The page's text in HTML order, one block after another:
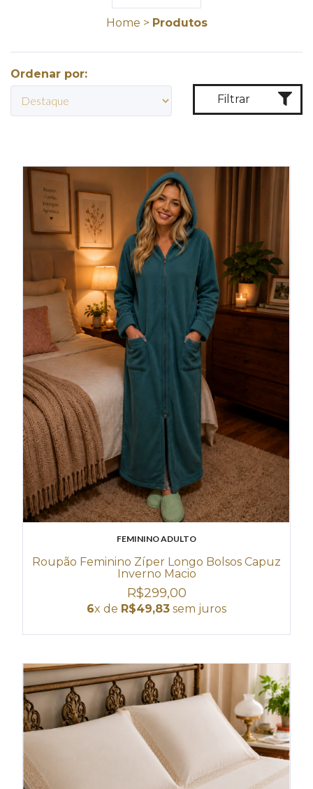
Home > Produtos
Ordenar por:
Filtrar
FEMININO ADULTO
Roupão Feminino Zíper Longo Bolsos Capuz
Inverno Macio
R$299,00
6x de R$49,83 sem juros